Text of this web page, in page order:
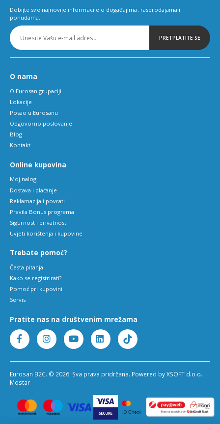
Dobijte sve najnovije informacije o događajima, rasprodajama i
ponudama.
PRETPLATITE SE
O nama
O Eurosan grupaciji
Lokacije
Posao u Eurosanu
Odgovorno poslovanje
Blog
Kontakt
Online kupovina
Moj nalog
Dostava i plaćanje
Reklamacija i povrati
Pravila Bonus programa
Sigurnost i privatnost
Uvjeti korištenja i kupovine
Trebate pomoć?
Česta pitanja
Kako se registrirati?
Pomoć pri kupovini
Servis
Pratite nas na društvenim mrežama
Eurosan B2C. © 2026. Sva prava pridržana. Powered by XSOFT d.o.o.
Mostar